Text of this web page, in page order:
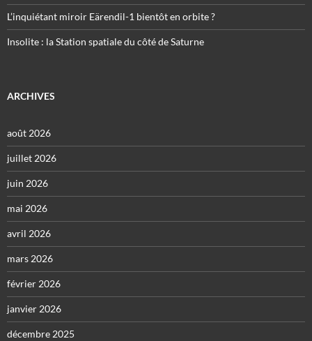
L’inquiétant miroir Eärendil-1 bientôt en orbite ?
Insolite : la Station spatiale du côté de Saturne
ARCHIVES
août 2026
juillet 2026
juin 2026
mai 2026
avril 2026
mars 2026
février 2026
janvier 2026
décembre 2025